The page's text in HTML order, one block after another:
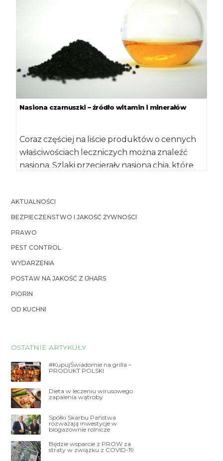
Nasiona czarnuszki – źródło witamin i minerałów
Coraz częściej na liście produktów o cennych
właściwościach leczniczych można znaleźć
nasiona. Szlaki przecierały nasiona chia, które
AKTUALNOŚCI
BEZPIECZEŃSTWO I JAKOŚĆ ŻYWNOŚCI
PRAWO
PEST CONTROL
WYDARZENIA
POSTAW NA JAKOŚĆ Z IJHARS
PIORIN
OD KUCHNI
OSTATNIE ARTYKUŁY
#KupujŚwiadomie na grilla –
PRODUKT POLSKI
Dieta w leczeniu wirusowego
zapalenia wątroby
Spółki Skarbu Państwa
rozważają inwestycje w
biogazownie rolnicze
Będzie wsparcie z PROW za
straty w związku z COVID-19